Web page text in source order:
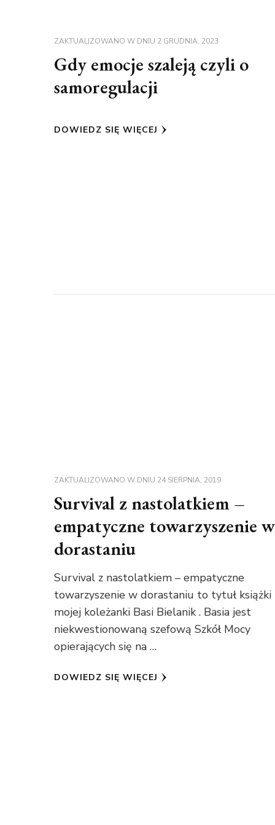
ZAKTUALIZOWANO W DNIU 2 GRUDNIA, 2023
Gdy emocje szaleją czyli o
samoregulacji
DOWIEDZ SIĘ WIĘCEJ
ZAKTUALIZOWANO W DNIU 24 SIERPNIA, 2019
Survival z nastolatkiem –
empatyczne towarzyszenie w
dorastaniu
Survival z nastolatkiem – empatyczne
towarzyszenie w dorastaniu to tytuł książki
mojej koleżanki Basi Bielanik . Basia jest
niekwestionowaną szefową Szkół Mocy
opierających się na …
DOWIEDZ SIĘ WIĘCEJ